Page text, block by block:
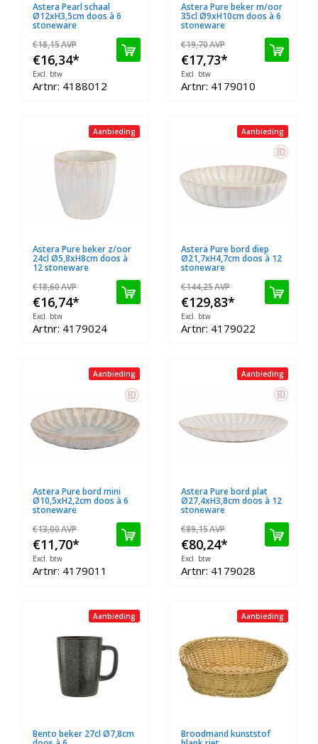
Astera Pearl schaal
Ø12xH3,5cm doos à 6
stoneware
€18,15AVP
€16,34*
Excl. btw
Artnr: 4188012
Astera Pure beker m/oor
35cl Ø9xH10cm doos à 6
stoneware
€19,70AVP
€17,73*
Excl. btw
Artnr: 4179010
Aanbieding
Astera Pure beker z/oor
24cl Ø5,8xH8cm doos à
12 stoneware
€18,60AVP
€16,74*
Excl. btw
Artnr: 4179024
Aanbieding
Astera Pure bord diep
Ø21,7xH4,7cm doos à 12
stoneware
€144,25AVP
€129,83*
Excl. btw
Artnr: 4179022
Aanbieding
Astera Pure bord mini
Ø10,5xH2,2cm doos à 6
stoneware
€13,00AVP
€11,70*
Excl. btw
Artnr: 4179011
Aanbieding
Astera Pure bord plat
Ø27,4xH3,8cm doos à 12
stoneware
€89,15AVP
€80,24*
Excl. btw
Artnr: 4179028
Aanbieding
Bento beker 27cl Ø7,8cm
Aanbieding
Broodmand kunststof